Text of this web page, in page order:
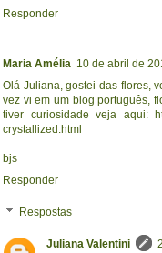
Responder
Maria Amélia 10 de abril de
Olá Juliana, gostei das flores,
vez vi em um blog português,
tiver curiosidade veja aqui:
crystallized.html
bjs
Responder
Respostas
Juliana Valentini